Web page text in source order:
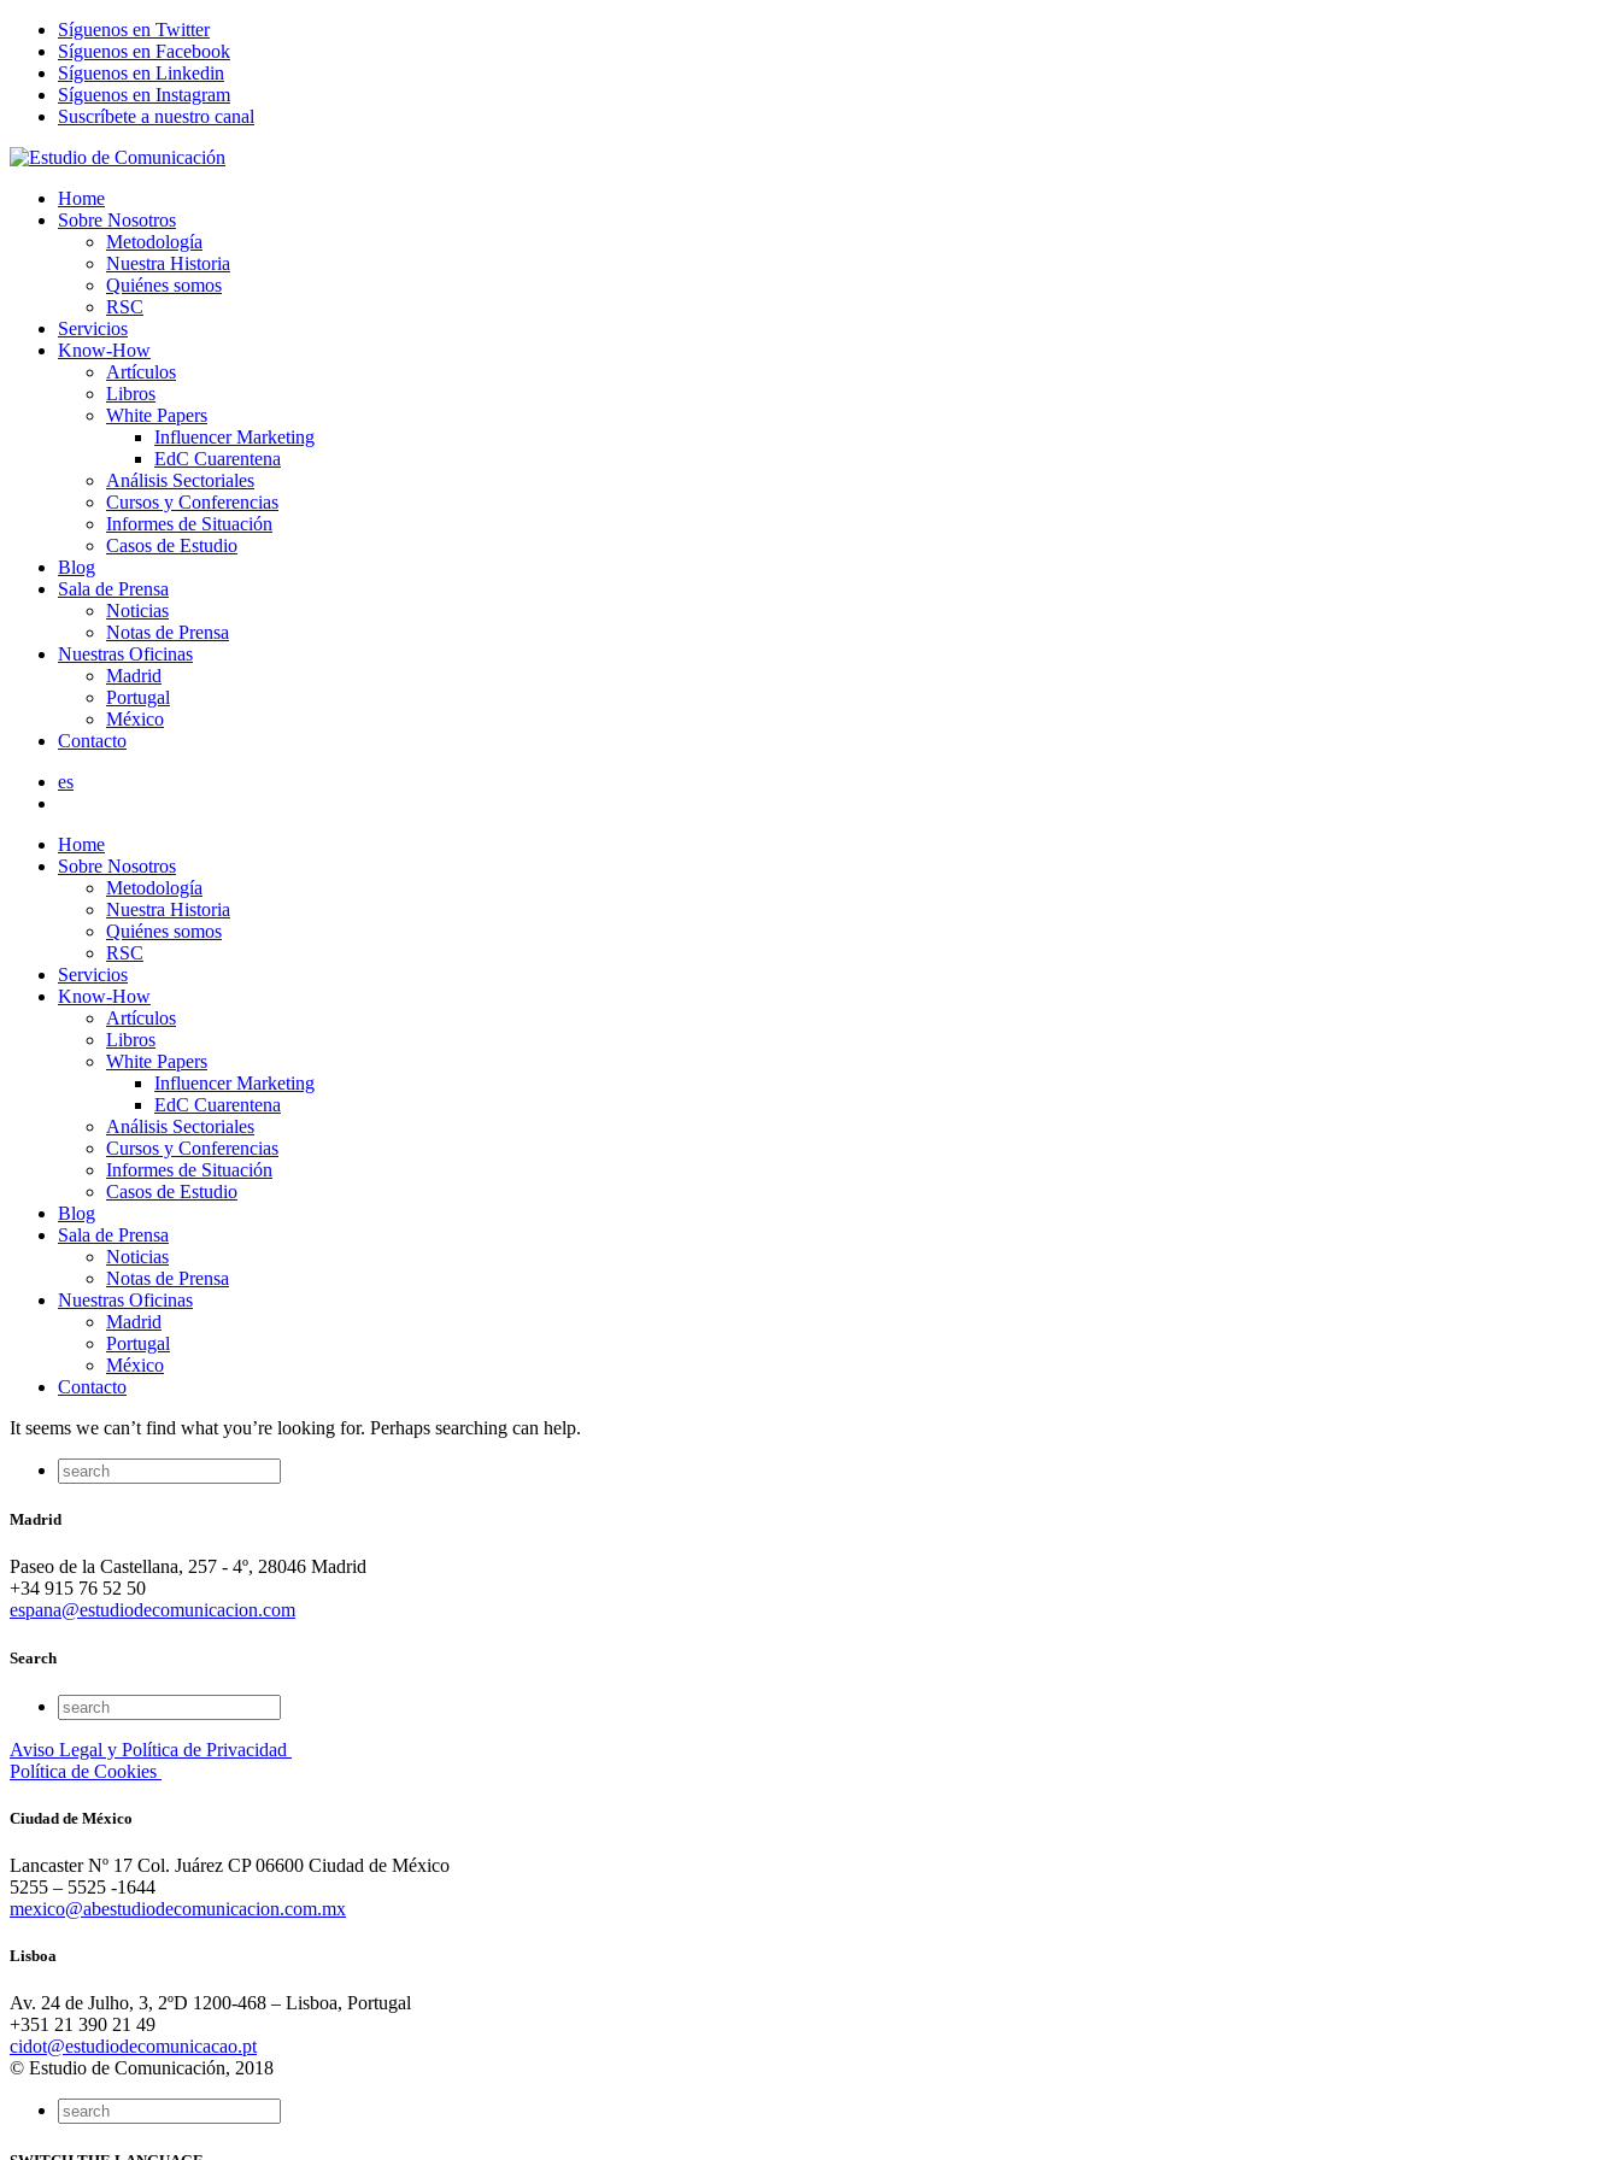
Síguenos en Twitter
Síguenos en Facebook
Síguenos en Linkedin
Síguenos en Instagram
Suscríbete a nuestro canal
Home
Sobre Nosotros
Metodología
Nuestra Historia
Quiénes somos
RSC
Servicios
Know-How
Artículos
Libros
White Papers
Influencer Marketing
EdC Cuarentena
Análisis Sectoriales
Cursos y Conferencias
Informes de Situación
Casos de Estudio
Blog
Sala de Prensa
Noticias
Notas de Prensa
Nuestras Oficinas
Madrid
Portugal
México
Contacto
es
Home
Sobre Nosotros
Metodología
Nuestra Historia
Quiénes somos
RSC
Servicios
Know-How
Artículos
Libros
White Papers
Influencer Marketing
EdC Cuarentena
Análisis Sectoriales
Cursos y Conferencias
Informes de Situación
Casos de Estudio
Blog
Sala de Prensa
Noticias
Notas de Prensa
Nuestras Oficinas
Madrid
Portugal
México
Contacto
It seems we can’t find what you’re looking for. Perhaps searching can help.
Madrid
Paseo de la Castellana, 257 - 4º, 28046 Madrid
+34 915 76 52 50
espana@estudiodecomunicacion.com
Search
Aviso Legal y Política de Privacidad
Política de Cookies
Ciudad de México
Lancaster Nº 17 Col. Juárez CP 06600 Ciudad de México
5255 – 5525 -1644
mexico@abestudiodecomunicacion.com.mx
Lisboa
Av. 24 de Julho, 3, 2ºD 1200-468 – Lisboa, Portugal
+351 21 390 21 49
cidot@estudiodecomunicacao.pt
© Estudio de Comunicación, 2018